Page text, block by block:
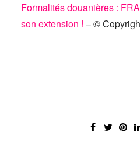
Formalités douanières :
son extension ! – ©